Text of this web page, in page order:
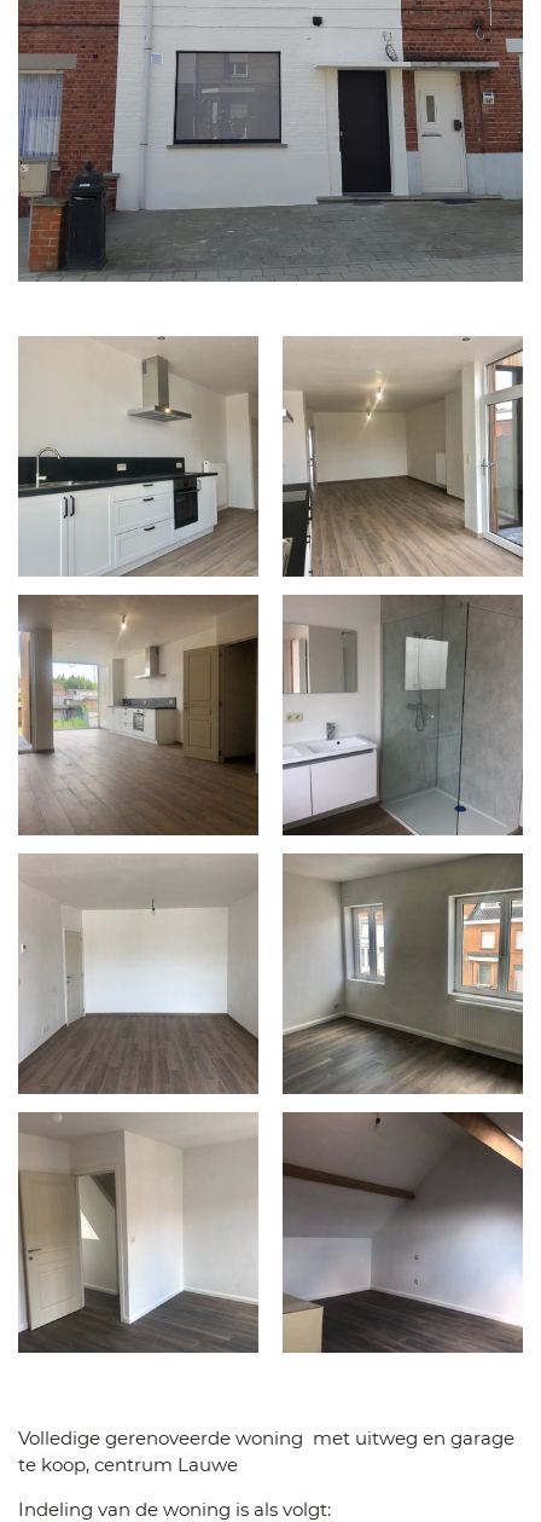
Volledige gerenoveerde woning met uitweg en garage
te koop, centrum Lauwe
Indeling van de woning is als volgt: